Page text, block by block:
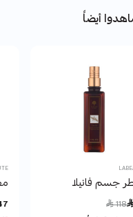
أيضاً
جسم فانيلا
Price reduced from
 118